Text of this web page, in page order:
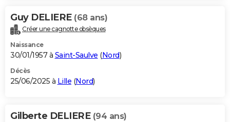
Guy DELIERE (68 ans)
Créer une cagnotte obsèques
Naissance
30/01/1957 à Saint-Saulve (Nord)
Décès
25/06/2025 à Lille (Nord)
Gilberte DELIERE (94 ans)